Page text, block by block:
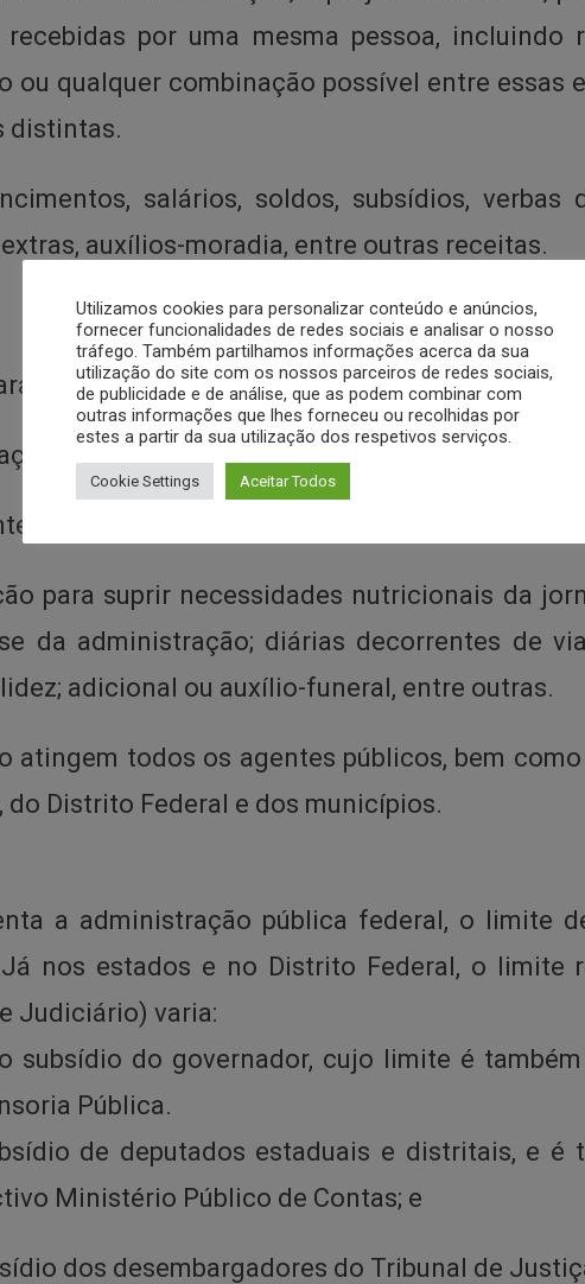
por uma mesma pessoa, incluindo
ou qualquer combinação possível entre essas
distintas.
salários, soldos, subsídios, verbas
auxílios-moradia, entre outras receitas.
indenizatório, o projeto prevê que deixem
nem gerem acréscimo patrimonial;
públicos por despesas efetuadas no
para suprir necessidades nutricionais da
da administração; diárias decorrentes de
adicional ou auxílio-funeral, entre outras.
atingem todos os agentes públicos, bem
do Distrito Federal e dos municípios.
a administração pública federal, o limite
nos estados e no Distrito Federal, o limite
Judiciário) varia:
subsídio do governador, cujo limite é
Pública.
de deputados estaduais e distritais, e é
Ministério Público de Contas; e
dos desembargadores do Tribunal de
Utilizamos cookies para personalizar conteúdo e anúncios,
fornecer funcionalidades de redes sociais e analisar o nosso
tráfego. Também partilhamos informações acerca da sua
utilização do site com os nossos parceiros de redes sociais,
de publicidade e de análise, que as podem combinar com
outras informações que lhes forneceu ou recolhidas por
estes a partir da sua utilização dos respetivos serviços.
Cookie Settings Aceitar Todos